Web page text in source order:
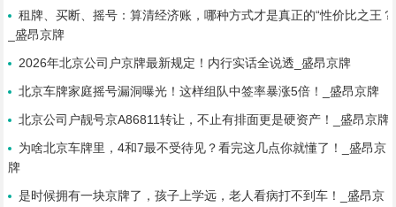
租牌、买断、摇号：算清经济账，哪种方式才是真正的“性价比之王？
_盛昂京牌
2026年北京公司户京牌最新规定！内行实话全说透_盛昂京牌
北京车牌家庭摇号漏洞曝光！这样组队中签率暴涨5倍！_盛昂京牌
北京公司户靓号京A86811转让，不止有排面更是硬资产！_盛昂京牌
为啥北京车牌里，4和7最不受待见？看完这几点你就懂了！_盛昂京
牌
是时候拥有一块京牌了，孩子上学远，老人看病打不到车！_盛昂京